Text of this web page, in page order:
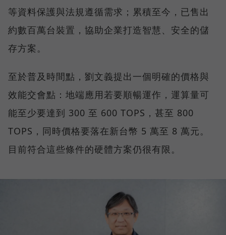
等資料保護與法規遵循需求；累積至今，已售出
約數百萬台裝置，協助企業打造智慧、安全的儲
存方案。
至於普及時間點，劉文義提出一個明確的價格與
效能交會點：地端應用若要順暢運作，運算量可
能至少要達到 300 至 600 TOPS，甚至 800
TOPS，同時價格要落在新台幣 5 萬至 8 萬元。
目前符合這些條件的硬體方案仍很有限。